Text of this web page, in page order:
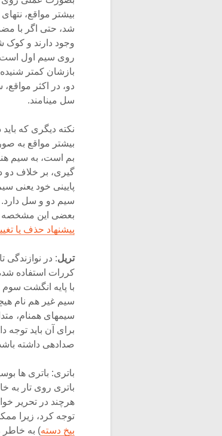
بیشتر مواقع،
شد، حتی اگر با
روی سیم اول
بازشان کمتر
دو، در اکثر
سل مینامند.
نکته دیگری که
بیشتر مواقع به
بم است، به سیم
گیری، بر خلاف دو
پایینی خود یعنی
سیم دو و سل
بعضی این مشخصه
پیشنهاد حذف یا
تریل: در نوازندگی
کررات استفاده
با پایه انگشت
سیم غیر هم نام
سیمهای همنام،
برای آن باید
صدادهی داشته
باتری: باتری ها
باتری روی تار به
هرچند در تحریر
توجه کرد، زیرا
بیخ دسته) به خاطر